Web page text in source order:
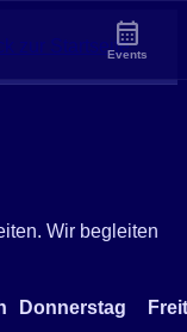
zur Startseite
Wir begleiten
Donnerstag
calendar_month
Events